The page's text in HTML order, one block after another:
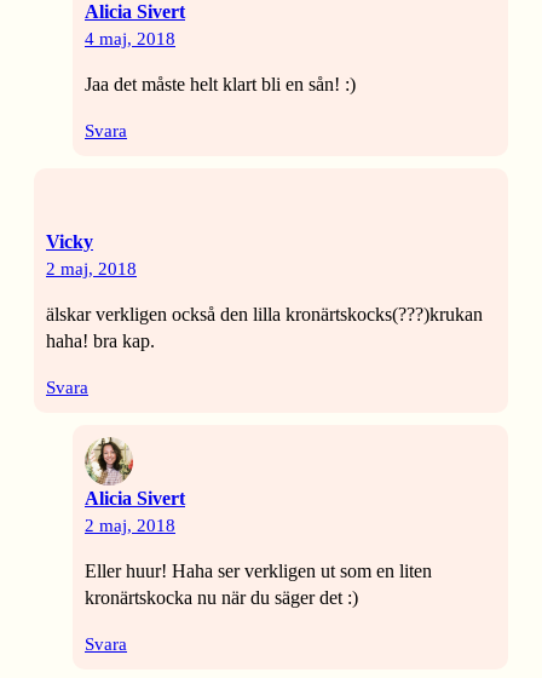
Alicia Sivert
4 maj, 2018
Jaa det måste helt klart bli en sån! :)
Svara
Vicky
2 maj, 2018
älskar verkligen också den lilla kronärtskocks(???)krukan
haha! bra kap.
Svara
Alicia Sivert
2 maj, 2018
Eller huur! Haha ser verkligen ut som en liten
kronärtskocka nu när du säger det :)
Svara